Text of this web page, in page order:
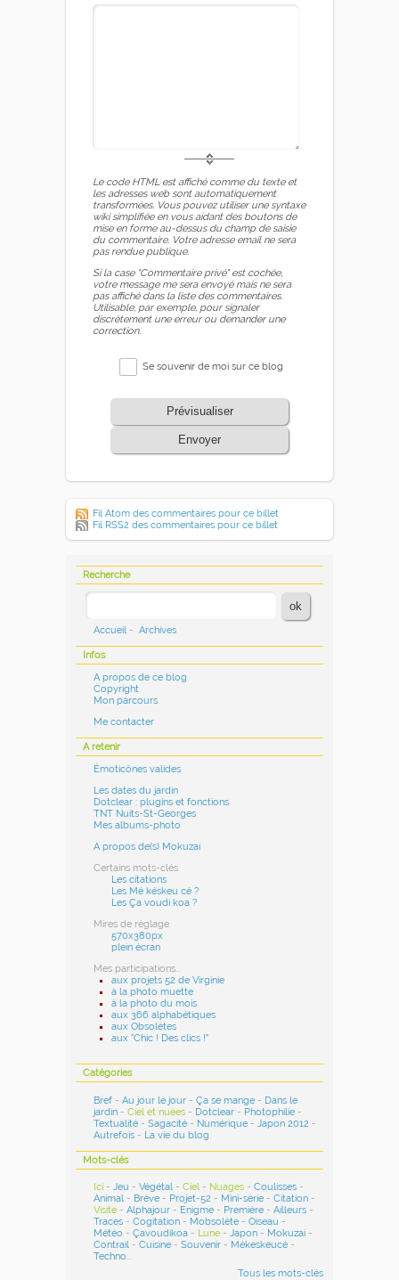
Le code HTML est affiché comme du texte et
les adresses web sont automatiquement
transformées. Vous pouvez utiliser une syntaxe
wiki simplifiée en vous aidant des boutons de
mise en forme au-dessus du champ de saisie
du commentaire. Votre adresse email ne sera
pas rendue publique.
Si la case "Commentaire privé" est cochée,
votre message me sera envoyé mais ne sera
pas affiché dans la liste des commentaires.
Utilisable, par exemple, pour signaler
discrètement une erreur ou demander une
correction.
Se souvenir de moi sur ce blog
Prévisualiser
Envoyer
Fil Atom des commentaires pour ce billet
Fil RSS2 des commentaires pour ce billet
Recherche
Accueil - Archives
Infos
A propos de ce blog
Copyright
Mon parcours
Me contacter
A retenir
Émoticônes valides
Les dates du jardin
Dotclear : plugins et fonctions
TNT Nuits-St-Georges
Mes albums-photo
A propos de(s) Mokuzai
Certains mots-clés
Les citations
Les Mé késkeu cé ?
Les Ça voudi koa ?
Mires de réglage
570x380px
plein écran
Mes participations...
aux projets 52 de Virginie
à la photo muette
à la photo du mois
aux 366 alphabétiques
aux Obsolètes
aux "Chic ! Des clics !"
Catégories
Bref -Au jour le jour -Ça se mange - Dans le
jardin -Ciel et nuées - Dotclear - Photophilie -
Textualité -Sagacité - Numérique - Japon 2012 -
Autrefois - La vie du blog
Mots-clés
Ici -Jeu -Végétal -Ciel - Nuages -Coulisses -
Animal - Brève - Projet-52 - Mini-série -Citation -
Visite -Alphajour - Enigme - Première -Ailleurs -
Traces -Cogitation - Mobsolète -Oiseau -
Météo -Çavoudikoa - Lune -Japon - Mokuzai -
Contrail -Cuisine -Souvenir - Mékeskeucé -
Techno...
Tous les mots-clés